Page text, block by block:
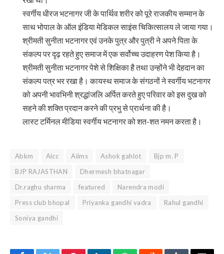
स्वर्गीय धीरज भटनागर जी के पार्थिव शरीर को पूरे राजकीय सम्मान के
साथ भोपाल के ऑल इंडिया मेडिकल साइंस चिकित्सालय ले जाया गया।
श्रीमती सुनीता भटनागर एवं उनके पुत्र और पुत्री ने अपने पिता के
संकल्प पर दृढ़ रहते हुए समाज में एक सर्वोच्च उदाहरण पेश किया है।
श्रीमती सुनीता भटनागर पेशे से शिक्षिका है तथा उन्होंने भी देहदान का
संकल्प पत्र भर रखा है। कायस्थ समाज के संगठनों ने स्वर्गीय भटनागर
को अपनी भावभिनी श्रद्धांजलि अर्पित करते हुए परिवार को इस दुख को
सहने की शक्ति प्रदान करने की प्रभु से प्रार्थना की है।
लास्ट टर्मिनल मीडिया स्वर्गीय भटनागर को शत-शत नमन करता है।
Abkm Aicc Aiims Ashok gahlot
Bjp m. P
BJP RAJASTHAN
Dhermesh bhatnagar
Dr.raghu sharma
featured
Narendra modi
Press club bhopal
Priyanka gandhi vadra
Rahul gandhi
Soniya gandhi